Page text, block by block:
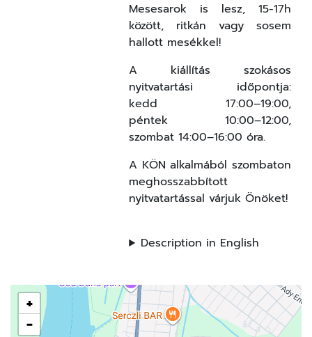
Mesesarok is lesz, 15-17h
között, ritkán vagy sosem
hallott mesékkel!
A kiállítás szokásos
nyitvatartási időpontja:
kedd 17:00–19:00,
péntek 10:00–12:00,
szombat 14:00–16:00 óra.
A KÖN alkalmából szombaton
meghosszabbított
nyitvatartással várjuk Önöket!
Description in English
+
−